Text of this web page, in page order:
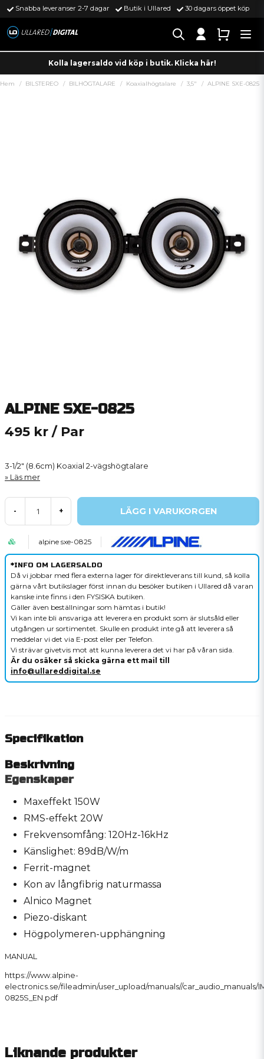
Snabba leveranser 2-7 dagar Butik i Ullared 30 dagars öppet köp
Kolla lagersaldo vid köp i butik. Klicka här!
Hem BILSTEREO BILHÖGTALARE Koaxialhögtalare 3,5" ALPINE SXE-0825
ALPINE SXE-0825
495 kr / Par
3-1/2" (8.6cm) Koaxial 2-vägshögtalare
Läs mer
- + LÄGG I VARUKORGEN
alpine sxe-0825
*INFO OM LAGERSALDO
Då vi jobbar med flera externa lager för direktleverans till kund, så kolla
gärna vårt butikslager först innan du besöker butiken i Ullared då varan
kanske inte finns i den FYSISKA butiken.
Gäller även beställningar som hämtas i butik!
Vi kan inte bli ansvariga att leverera en produkt som är slutsåld eller
utgången ur sortimentet. Skulle en produkt inte gå att leverera så
meddelar vi det via E-post eller per Telefon.
Vi strävar givetvis mot att kunna leverera det vi har på våran sida.
Är du osäker så skicka gärna ett mail till
info@ullareddigital.se
Beskrivning
Egenskaper
Maxeffekt 150W
RMS-effekt 20W
Frekvensomfång: 120Hz-16kHz
Känslighet: 89dB/W/m
Ferrit-magnet
Kon av långfibrig naturmassa
Alnico Magnet
Piezo-diskant
Högpolymeren-upphängning
MANUAL
https://www.alpine-
electronics.se/fileadmin/user_upload/manuals//car_audio_manuals/
0825S_EN.pdf
Specifikation
Liknande produkter